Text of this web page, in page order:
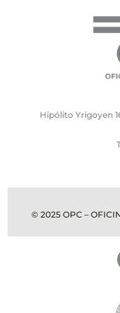
Hipólito Yrigoyen
© 2025 OPC –